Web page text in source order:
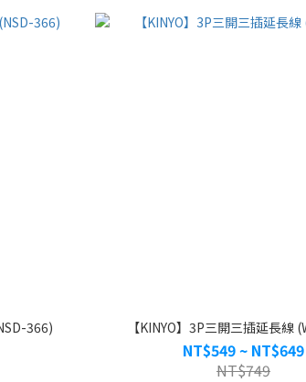
366) 【KINYO】3P三開三插延長線
NT$549 ~ NT$649
NT$749